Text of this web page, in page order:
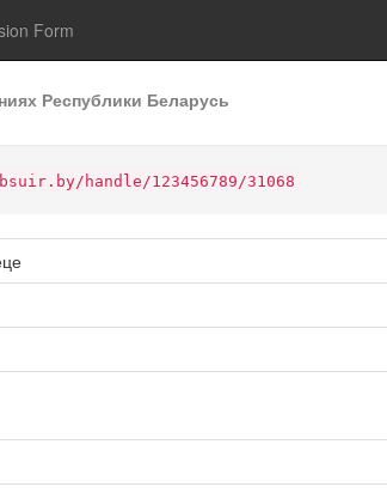
Form
Республики Беларусь
handle/123456789/31068